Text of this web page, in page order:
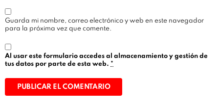
Guarda mi nombre, correo electrónico y web en este navegador
para la próxima vez que comente.
Al usar este formulario accedes al almacenamiento y gestión de
tus datos por parte de esta web. *